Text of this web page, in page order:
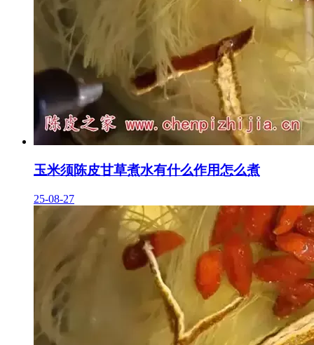
玉米须陈皮甘草煮水有什么作用怎么煮
25-08-27